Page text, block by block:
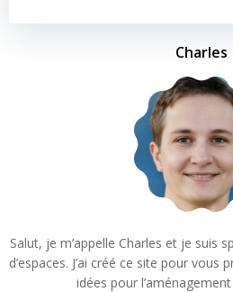
Charles
Salut, je m’appelle Charles et je suis
d’espaces. J’ai créé ce site pour
idées pour